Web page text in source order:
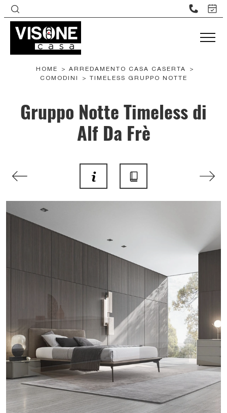
HOME > ARREDAMENTO CASA CASERTA
>
COMODINI
> TIMELESS GRUPPO NOTTE
Gruppo Notte Timeless di
Alf Da Frè